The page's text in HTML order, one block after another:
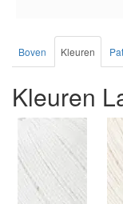
Boven Kleuren
Kleuren